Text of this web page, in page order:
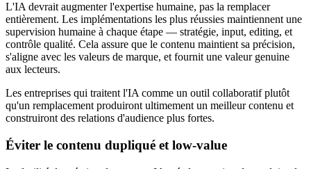
L'IA devrait augmenter l'expertise humaine, pas la remplacer
entièrement. Les implémentations les plus réussies maintiennent une
supervision humaine à chaque étape — stratégie, input, editing, et
contrôle qualité. Cela assure que le contenu maintient sa précision,
s'aligne avec les valeurs de marque, et fournit une valeur genuine
aux lecteurs.
Les entreprises qui traitent l'IA comme un outil collaboratif plutôt
qu'un remplacement produiront ultimement un meilleur contenu et
construiront des relations d'audience plus fortes.
Éviter le contenu dupliqué et low-value